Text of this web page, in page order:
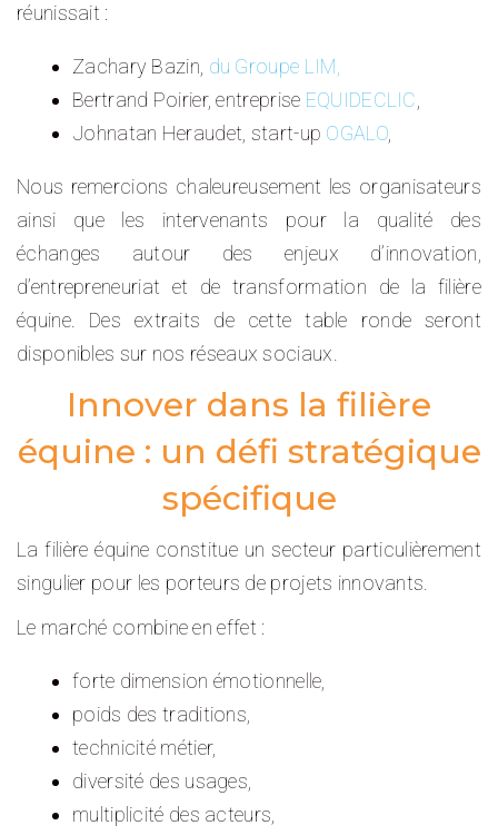
réunissait :
Zachary Bazin du Groupe LIM,
Bertrand Poirier, entreprise EQUIDECLIC
Johnatan Heraudet, start-up OGALO,
Nous remercions chaleureusement les organisateurs
ainsi que les intervenants pour la qualité des
échanges autour des enjeux d’innovation,
d’entrepreneuriat et de transformation de la filière
équine. Des extraits de cette table ronde seront
disponibles sur nos réseaux sociaux.
Innover dans la filière
équine : un défi stratégique
spécifique
La filière équine constitue un secteur particulièrement
singulier pour les porteurs de projets innovants.
Le marché combine en effet :
forte dimension émotionnelle,
poids des traditions,
technicité métier,
diversité des usages,
multiplicité des acteurs,